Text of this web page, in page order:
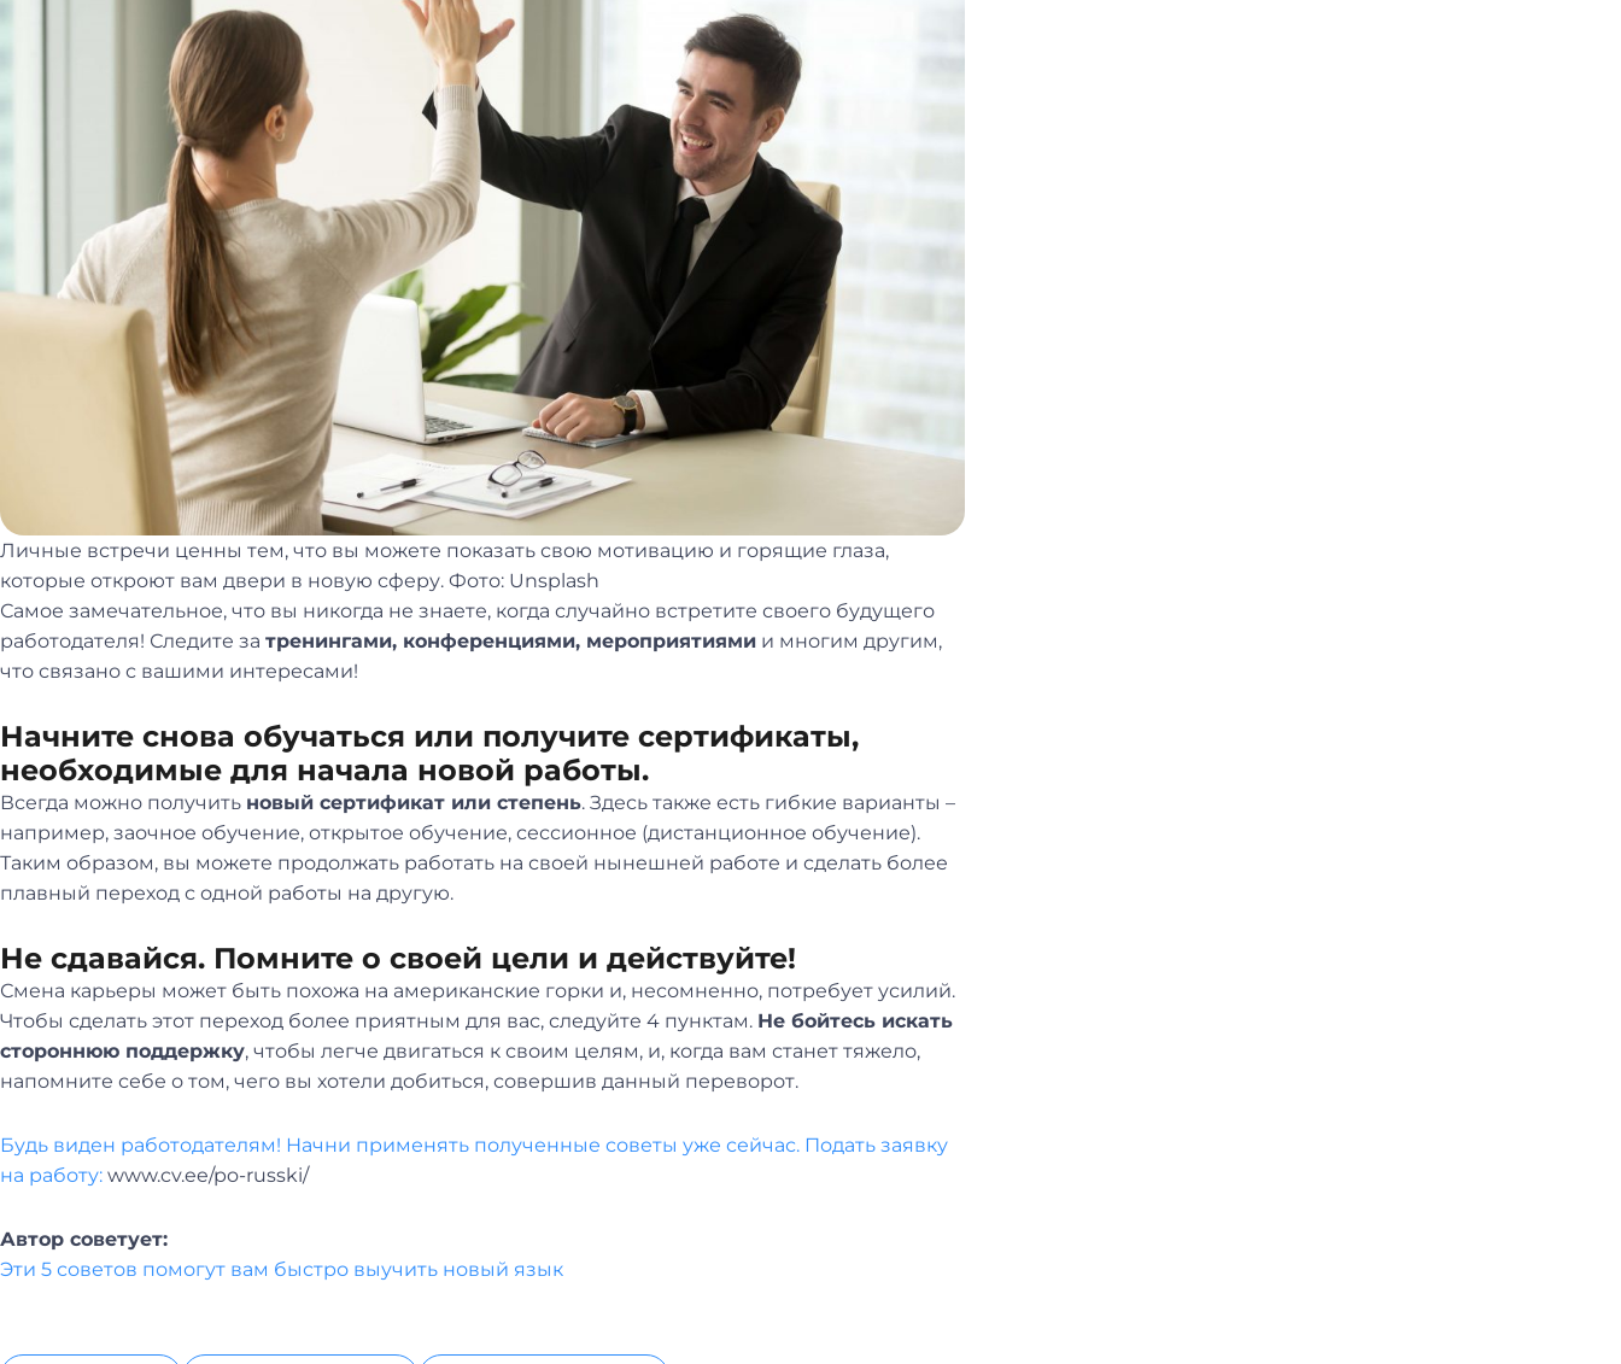
Личные встречи ценны тем, что вы можете показать свою мотивацию и горящие глаза,
которые откроют вам двери в новую сферу. Фото: Unsplash
Самое замечательное, что вы никогда не знаете, когда случайно встретите своего будущего
работодателя! Следите за тренингами, конференциями, мероприятиями и многим другим,
что связано с вашими интересами!
Начните снова обучаться или получите сертификаты,
необходимые для начала новой работы.
Всегда можно получить новый сертификат или степень. Здесь также есть гибкие варианты –
например, заочное обучение, открытое обучение, сессионное (дистанционное обучение).
Таким образом, вы можете продолжать работать на своей нынешней работе и сделать более
плавный переход с одной работы на другую.
Не сдавайся. Помните о своей цели и действуйте!
Смена карьеры может быть похожа на американские горки и, несомненно, потребует усилий.
Чтобы сделать этот переход более приятным для вас, следуйте 4 пунктам. Не бойтесь искать
стороннюю поддержку, чтобы легче двигаться к своим целям, и, когда вам станет тяжело,
напомните себе о том, чего вы хотели добиться, совершив данный переворот.
Будь виден работодателям! Начни применять полученные советы уже сейчас. Подать заявку
на работу: www.cv.ee/po-russki/
Автор советует:
Эти 5 советов помогут вам быстро выучить новый язык